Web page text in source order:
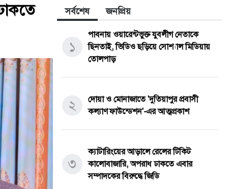
সর্বশেষ জনপ্রিয়
১
পাবনায় ওয়ারেন্টভুক্ত যুবলীগ নেতাকে
ছিনতাই, ভিডিও ছড়িয়ে সোশ্যাল মিডিয়ায়
তোলপাড়
২
দোয়া ও মোনাজাতে 'দুতিয়াপুর প্রবাসী
কল্যাণ ফাউন্ডেশন'-এর আত্মপ্রকাশ
৩
ক্যাটারিংয়ের আড়ালে রেলের টিকিট
কালোবাজারি, অপরাধ ঢাকতে এবার
সম্পাদকের বিরুদ্ধে জিডি